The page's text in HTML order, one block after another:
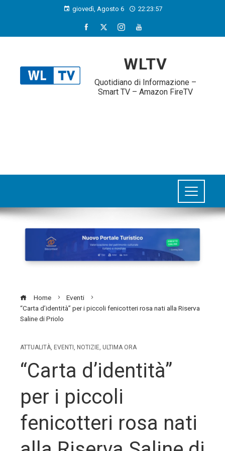
giovedì, Agosto 6 22:23:58
WLTV
Quotidiano di Informazione –
Smart TV – Amazon FireTV
Home
Eventi
“Carta d’identità” per i piccoli fenicotteri rosa nati alla Riserva
Saline di Priolo
ATTUALITÀ, EVENTI , NOTIZIE, ULTIMA ORA
“Carta d’identità”
per i piccoli
fenicotteri rosa nati